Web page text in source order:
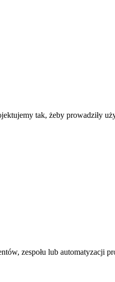
tak, żeby prowadziły
zespołu lub